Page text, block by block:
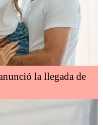
la llegada de